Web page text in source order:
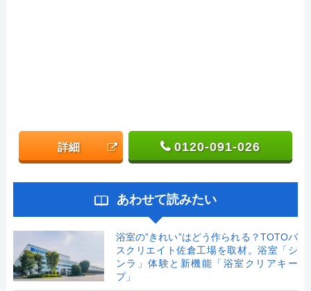
詳細 0120-091-026
あわせて読みたい
浴室の”きれい”はどう作られる？TOTOバ
スクリエイト佐倉工場を取材。浴室「シ
ンラ」体験と新機能「浴室クリアキー
プ」